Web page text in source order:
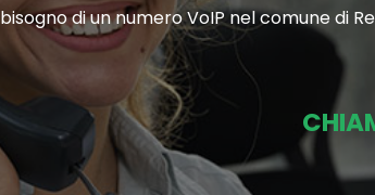
di un numero VoIP nel comune di